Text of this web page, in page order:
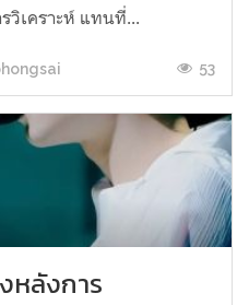
วิเคราะห์ แทนที่...
53
หลังการ